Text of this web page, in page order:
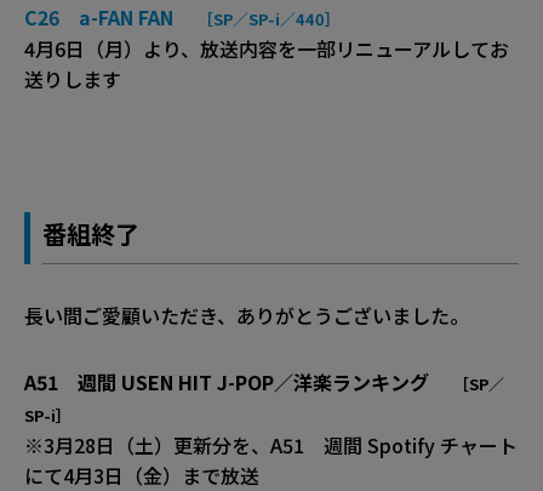
C26 a-FAN FAN ［SP／SP-i／440］
4月6日（月）より、放送内容を一部リニューアルしてお
送りします
番組終了
長い間ご愛顧いただき、ありがとうございました。
A51 週間 USEN HIT J-POP／洋楽ランキング
［SP／
SP-i］
※3月28日（土）更新分を、A51 週間 Spotify チャート
にて4月3日（金）まで放送